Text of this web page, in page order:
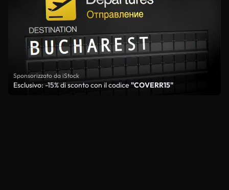
Sponsorizzato da iStock
Esclusivo: -15% di sconto con il codice "COVERR15"